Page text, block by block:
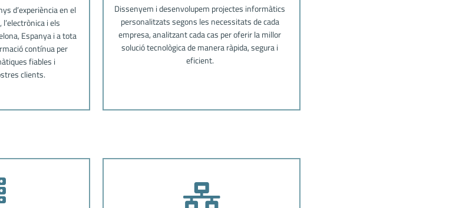
d’experiència en el
i els
Espanya i a tota
contínua per
fiables i
clients.
Dissenyem i desenvolupem projectes informàtics
personalitzats segons les necessitats de cada
empresa, analitzant cada cas per oferir la millor
solució tecnològica de manera ràpida, segura i
eficient.